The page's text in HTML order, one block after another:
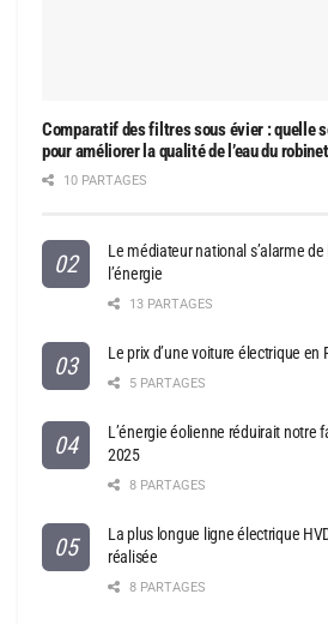
Comparatif des filtres sous évier : quelle
pour améliorer la qualité de l’eau du
10 PARTAGES
Le médiateur national s’alarme
l’énergie
13 PARTAGES
Le prix d’une voiture électrique en
5 PARTAGES
L’énergie éolienne réduirait notre
2025
8 PARTAGES
La plus longue ligne électrique
réalisée
8 PARTAGES